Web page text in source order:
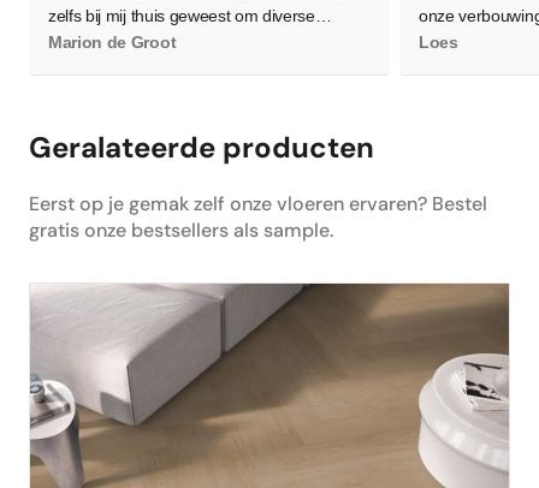
zelfs bij mij thuis geweest om diverse
vloeren te demonstreren waarbij ze flink wat
ervaren. Daarnaast, en dat is het
met de nieuwe PVC vloer! Hij is heel netjes
gelegd en is nu de absolute blikvanger in
weer mijn vloer bestellen via Floors
Company.
Marion de Groot
onze
waardoor de
Loes
Geralateerde producten
Eerst op je gemak zelf onze vloeren ervaren? Bestel
gratis onze bestsellers als sample.